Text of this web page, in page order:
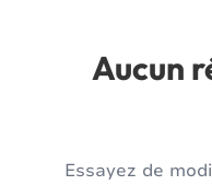
Aucun
Essayez de